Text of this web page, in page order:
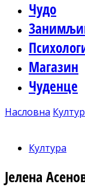
Чудо
Магазин
Чуденце
Насловна
Култура
Јелена